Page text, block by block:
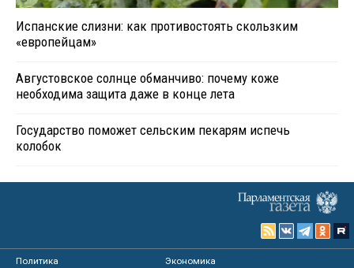
Испанские слизни: как противостоять скользким
«европейцам»
Августовское солнце обманчиво: почему коже
необходима защита даже в конце лета
Государство поможет сельским пекарям испечь
колобок
Политика
Экономика